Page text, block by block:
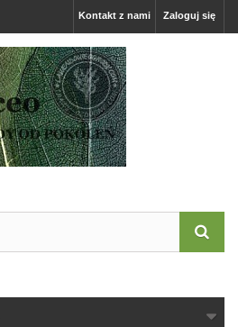
Zaloguj się
Kontakt z nami